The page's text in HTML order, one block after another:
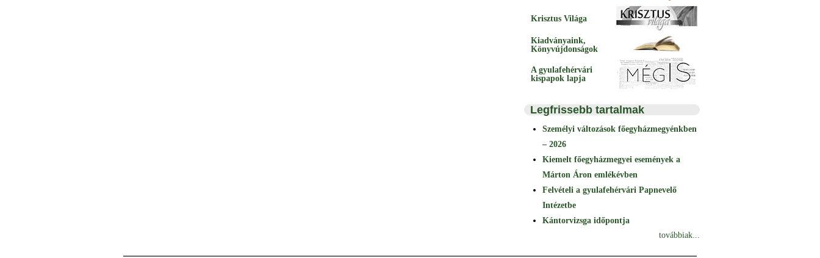
Krisztus Világa
Kiadványaink,
Könyvújdonságok
A gyulafehérvári
kispapok lapja
Legfrissebb tartalmak
Személyi változások főegyházmegyénkben
– 2026
Kiemelt főegyházmegyei események a
Márton Áron emlékévben
Felvételi a gyulafehérvári Papnevelő
Intézetbe
Kántorvizsga időpontja
továbbiak...